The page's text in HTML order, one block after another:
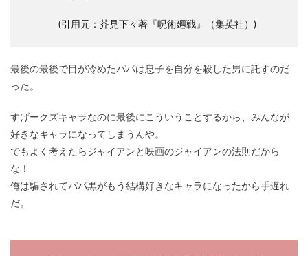
(引用元：芥見下々著『呪術廻戦』（集英社）)
最後の最後で目が冷めたパパは息子を自分を殺した男に託すのだ
った。
すげークズキャラなのに最後にこういうことするから、みんなが
好きなキャラになってしまうんや。
でもよく考えたらジャイアンと映画のジャイアンの法則だから
な！
俺は騙されてパパ黒がもう結構好きなキャラになったから手遅れ
だ。